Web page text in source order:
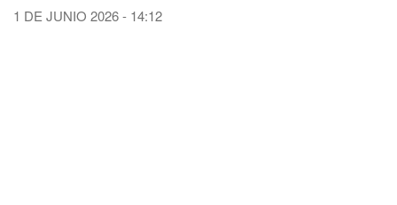
1 DE JUNIO 2026 - 14:12